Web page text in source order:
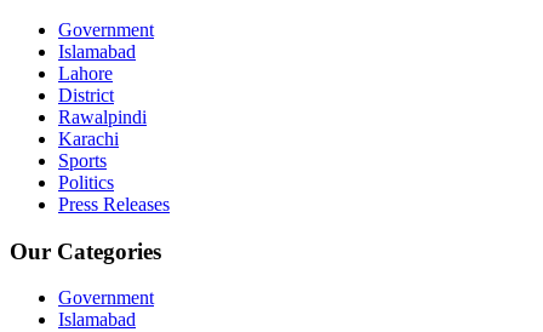
Government
Islamabad
Lahore
District
Rawalpindi
Karachi
Sports
Politics
Press Releases
Our Categories
Government
Islamabad